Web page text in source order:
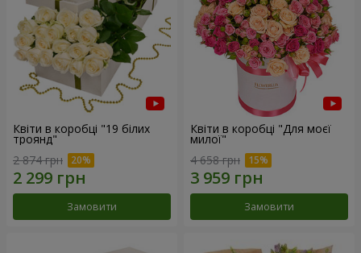
Квіти в коробці "19 білих
троянд"
2 874 грн
Замовити
Квіти в коробці "Для моєї
милої"
4 658 грн
Замовити